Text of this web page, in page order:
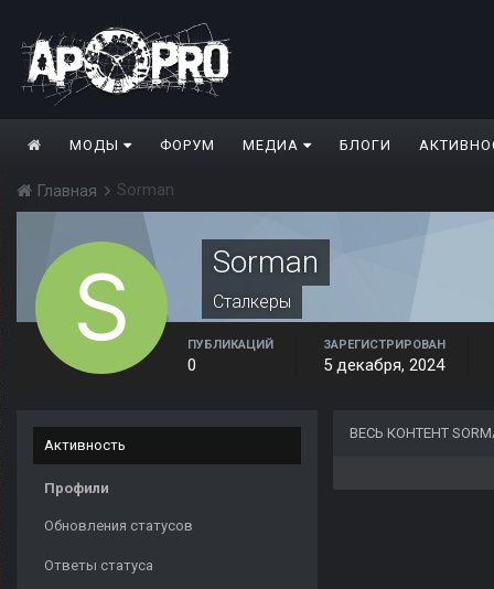
МОДЫ ФОРУМ МЕДИА БЛОГИ
Главная Sorman
Sorman
Сталкеры
ПУБЛИКАЦИЙ
0
ЗАРЕГИСТРИРОВАН
5 декабря, 2024
Активность
Профили
Обновления статусов
Ответы статуса
ВЕСЬ КОНТЕНТ